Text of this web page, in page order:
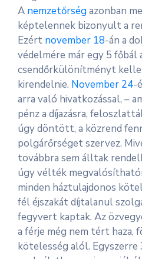
A nemzetőrségazonban
képtelennek bizonyult a
Ezért november 18-án a
védelmére már egy 5 főbál
csendőrkülönítményt
kirendelnie. November 24-
arra való hivatkozással, –
pénz a díjazásra,
úgy döntött, a közrend
polgárőrséget szervez.
továbbra sem álltak
úgy vélték
minden háztulajdonos
fél éjszakát díjtalanul
fegyvert kaptak. Az
a férje még nem tért haza,
kötelesség alól.